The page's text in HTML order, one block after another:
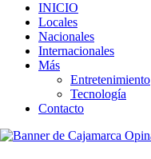
INICIO
Locales
Nacionales
Internacionales
Más
Entretenimiento
Tecnología
Contacto